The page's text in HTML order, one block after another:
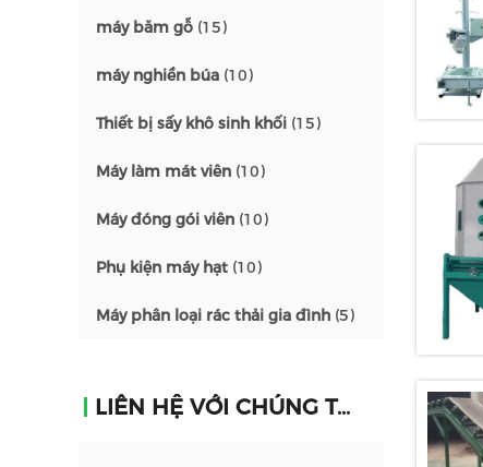
máy băm gỗ (15)
máy nghiền búa (10)
Thiết bị sấy khô sinh khối (15)
Máy làm mát viên (10)
Máy đóng gói viên (10)
Phụ kiện máy hạt (10)
Máy phân loại rác thải gia đình (5)
LIÊN HỆ VỚI CHÚNG TÔI